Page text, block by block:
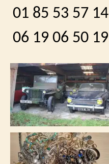
01 85 53 57 14
06 19 06 50 19